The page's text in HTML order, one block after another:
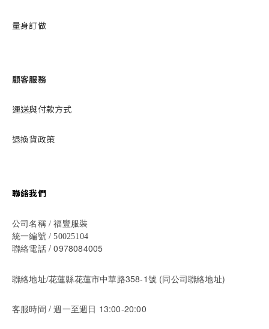
量身訂做
顧客服務
運送與付款方式
退換貨政策
聯絡我們
公司名稱 / 福豐服裝
統一編號 / 50025104
聯絡電話/ 0978084005
聯絡地址/花蓮縣花蓮市中華路358-1號 (同公司聯絡地址)
客服時間 / 週一至週日 13:00-20:00